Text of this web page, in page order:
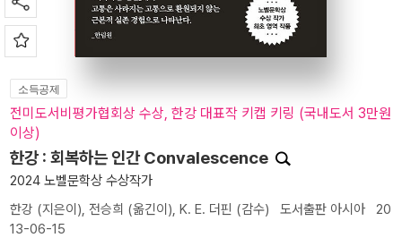
소득공제
전미도서비평가협회상 수상, 한강 대표작 키캡 키링 (국내도서 3만원
이상)
한강 : 회복하는 인간 Convalescence
2024 노벨문학상 수상작가
한강 (지은이), 전승희 (옮긴이), K. E. 더핀 (감수) 도서출판 아시아 20
13-06-15